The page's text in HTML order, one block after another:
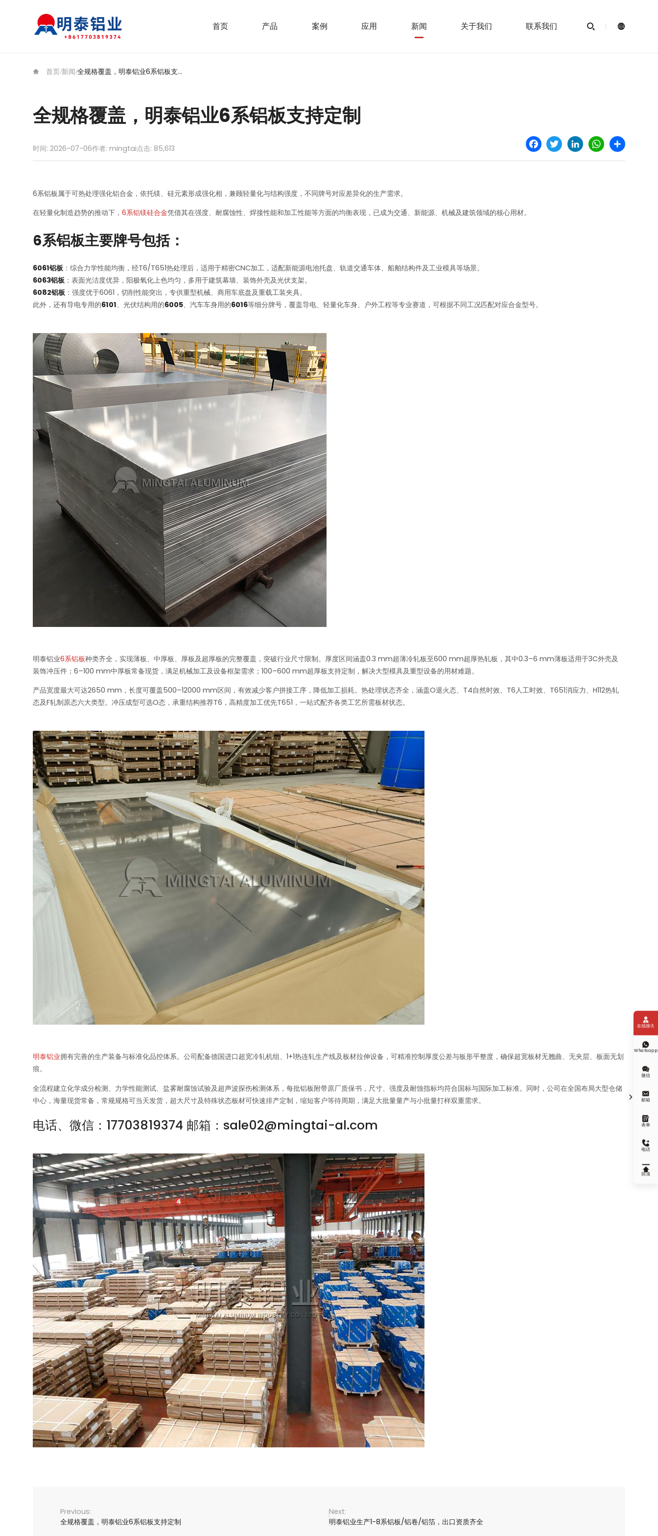
首页 产品 案例 应用 新闻 关于我们 联系我们  
首页/新闻/ 全规格覆盖，明泰铝业6系铝板支持定制
全规格覆盖，明泰铝业6系铝板支持定制
时间: 2026-07-06作者: mingtai点击: 85,613
Facebook
Twitter LinkedInWhatsApp
Share
6系铝板属于可热处理强化铝合金，依托镁、硅元素形成强化相，兼顾轻量化与结构强度，不同牌号对应差异化的生产需求。
在轻量化制造趋势的推动下，6系铝镁硅合金凭借其在强度、耐腐蚀性、焊接性能和加工性能等方面的均衡表现，已成为交通、新能源、机械及建筑领域的核心用材。
6系铝板主要牌号包括：
6061铝板 ：综合力学性能均衡，经T6/T651热处理后，适用于精密CNC加工，适配新能源电池托盘、轨道交通车体、船舶结构件及工业模具等场景。
6063铝板 ：表面光洁度优异，阳极氧化上色均匀，多用于建筑幕墙、装饰外壳及光伏支架。
6082铝板 ：强度优于6061，切削性能突出，专供重型机械、商用车底盘及重载工装夹具。
此外，还有导电专用的6101、光伏结构用的6005、汽车车身用的6016等细分牌号，覆盖导电、轻量化车身、户外工程等专业赛道，可根据不同工况匹配对应合金型号。
明泰铝业6系铝板种类齐全，实现薄板、中厚板、厚板及超厚板的完整覆盖，突破行业尺寸限制。厚度区间涵盖0.3 mm超薄冷轧板至600 mm超厚热轧板，其中0.3–6 mm薄板适用于3C外壳及
装饰冲压件；6–100 mm中厚板常备现货，满足机械加工及设备框架需求；100–600 mm超厚板支持定制，解决大型模具及重型设备的用材难题。
产品宽度最大可达2650 mm，长度可覆盖500–12000 mm区间，有效减少客户拼接工序，降低加工损耗。热处理状态齐全，涵盖O退火态、T4自然时效、T6人工时效、T651消应力、H112热轧
态及F轧制原态六大类型。冲压成型可选O态，承重结构推荐T6，高精度加工优先T651，一站式配齐各类工艺所需板材状态。
明泰铝业拥有完善的生产装备与标准化品控体系。公司配备德国进口超宽冷轧机组、1+1热连轧生产线及板材拉伸设备，可精准控制厚度公差与板形平整度，确保超宽板材无翘曲、无夹层、板面无划
痕。
全流程建立化学成分检测、力学性能测试、盐雾耐腐蚀试验及超声波探伤检测体系，每批铝板附带原厂质保书，尺寸、强度及耐蚀指标均符合国标与国际加工标准。同时，公司在全国布局大型仓储
中心，海量现货常备，常规规格可当天发货，超大尺寸及特殊状态板材可快速排产定制，缩短客户等待周期，满足大批量量产与小批量打样双重需求。
电话、微信：17703819374 邮箱：sale02@mingtai-al.com
全规格覆盖，明泰铝业6系铝板支持定制 明泰铝业生产1-8系铝板/铝卷/铝箔，出口资质齐全

在线聊天

Whatsapp

微信

邮箱

表单

电话

回顶
